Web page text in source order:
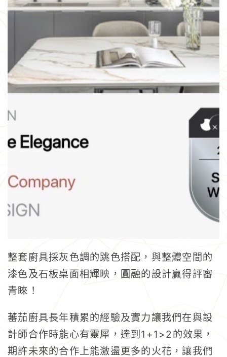
整套廚具採灰色調的跳色搭配，與整體空間的
漆色及石板桌面相輝映，圓融的設計贏得評審
青睞！
蕃茄廚具長年積累的經驗及實力讓我們在與設
計師合作時能心有靈犀，達到 1+1>2 的效果，
期許未來的合作上能激盪更多的火花，讓我們